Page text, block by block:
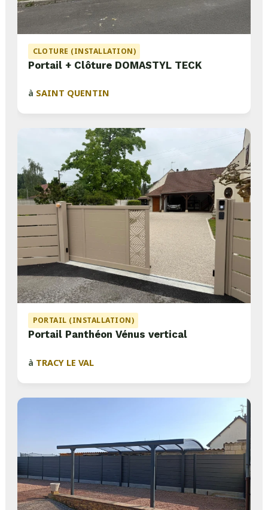
CLOTURE (INSTALLATION)
Portail + Clôture DOMASTYL TECK
à SAINT QUENTIN
PORTAIL (INSTALLATION)
Portail Panthéon Vénus vertical
à TRACY LE VAL